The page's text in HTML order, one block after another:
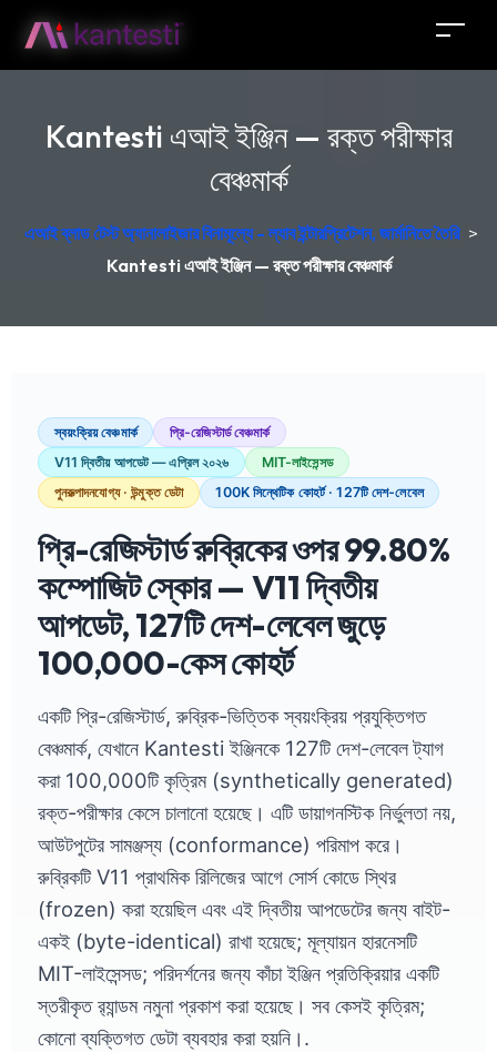
Kantesti এআই ইঞ্জিন — রক্ত পরীক্ষার
বেঞ্চমার্ক
এআই ব্লাড টেস্ট অ্যানালাইজার বিনামূল্যে - ল্যাব ইন্টারপ্রিটেশন, জার্মানিতে তৈরি >
Kantesti এআই ইঞ্জিন — রক্ত পরীক্ষার বেঞ্চমার্ক
স্বয়ংক্রিয় বেঞ্চমার্ক
প্রি-রেজিস্টার্ড বেঞ্চমার্ক
V11 দ্বিতীয় আপডেট — এপ্রিল ২০২৬
MIT-লাইসেন্সড
পুনরুত্পাদনযোগ্য · উন্মুক্ত ডেটা
100K সিন্থেটিক কোহর্ট · 127টি দেশ-লেবেল
প্রি-রেজিস্টার্ড রুব্রিকের ওপর 99.80%
কম্পোজিট স্কোর — V11 দ্বিতীয়
আপডেট, 127টি দেশ-লেবেল জুড়ে
100,000-কেস কোহর্ট
একটি প্রি-রেজিস্টার্ড, রুব্রিক-ভিত্তিক স্বয়ংক্রিয় প্রযুক্তিগত
বেঞ্চমার্ক, যেখানে Kantesti ইঞ্জিনকে 127টি দেশ-লেবেল ট্যাগ
করা 100,000টি কৃত্রিম (synthetically generated)
রক্ত-পরীক্ষার কেসে চালানো হয়েছে। এটি ডায়াগনস্টিক নির্ভুলতা নয়,
আউটপুটের সামঞ্জস্য (conformance) পরিমাপ করে।
রুব্রিকটি V11 প্রাথমিক রিলিজের আগে সোর্স কোডে স্থির
(frozen) করা হয়েছিল এবং এই দ্বিতীয় আপডেটের জন্য বাইট-
একই (byte-identical) রাখা হয়েছে; মূল্যায়ন হারনেসটি
MIT-লাইসেন্সড; পরিদর্শনের জন্য কাঁচা ইঞ্জিন প্রতিক্রিয়ার একটি
স্তরীকৃত র‍্যান্ডম নমুনা প্রকাশ করা হয়েছে। সব কেসই কৃত্রিম;
কোনো ব্যক্তিগত ডেটা ব্যবহার করা হয়নি।.